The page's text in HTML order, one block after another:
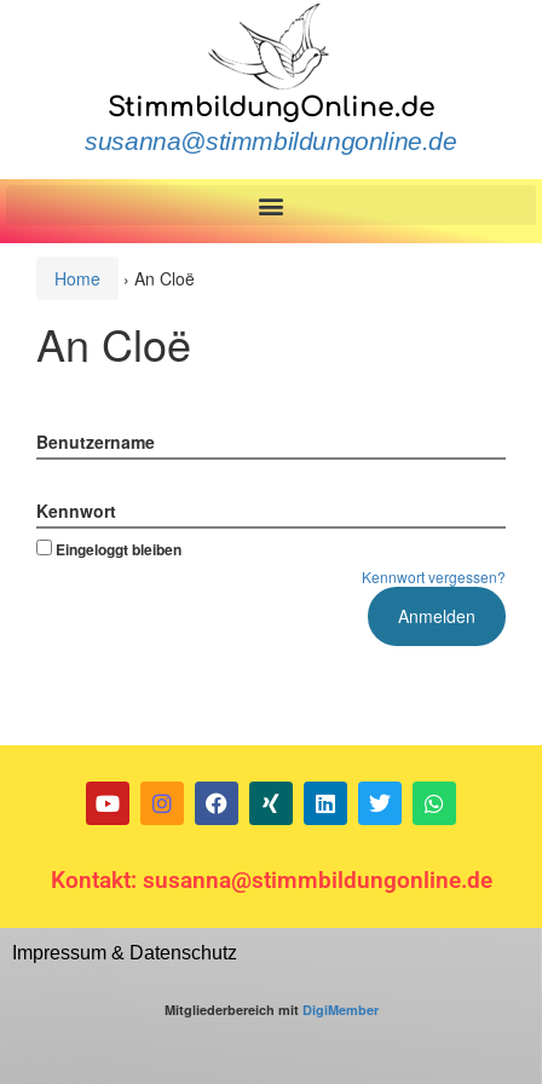
StimmbildungOnline.de
susanna@stimmbildungonline.de
Home › An Cloë
An Cloë
Benutzername
Kennwort
Eingeloggt bleiben
Kennwort vergessen?
Kontakt: susanna@stimmbildungonline.de
Impressum & Datenschutz
Mitgliederbereich mit DigiMember